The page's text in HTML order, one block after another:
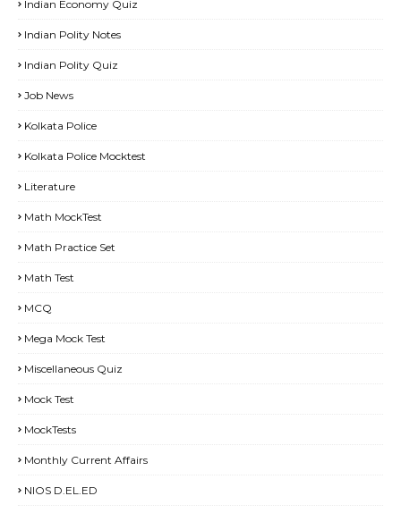
Indian Economy Quiz
Indian Polity Notes
Indian Polity Quiz
Job News
Kolkata Police
Kolkata Police Mocktest
Literature
Math MockTest
Math Practice Set
Math Test
MCQ
Mega Mock Test
Miscellaneous Quiz
Mock Test
MockTests
Monthly Current Affairs
NIOS D.EL.ED